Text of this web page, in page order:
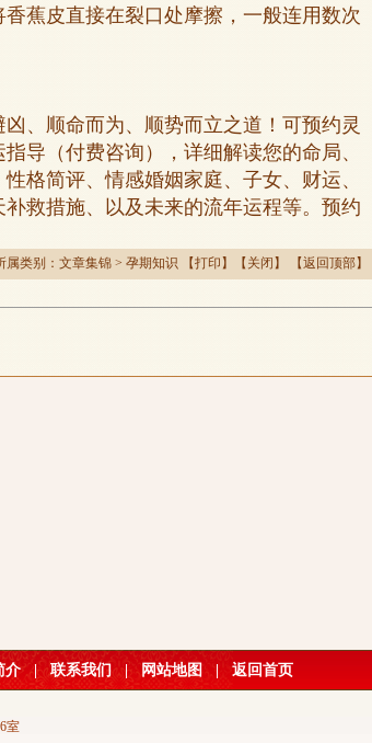
蕉皮直接在裂口处摩擦，一般连用数次
、顺命而为、顺势而立之道！可预约灵
导（付费咨询），详细解读您的命局、
格简评、情感婚姻家庭、子女、财运、
救措施、以及未来的流年运程等。预约
属类别： 文章集锦 > 孕期知识 【打印 】【 关闭 】 【返回顶部】
介 | 联系我们 | 网站地图 返回首页
室